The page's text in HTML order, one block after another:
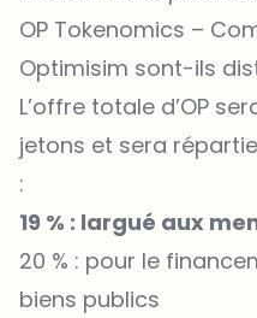
OP Tokenomics –
Optimisim sont-ils
L’offre totale d’OP
jetons et sera
:
19 % : largué aux
20 % : pour le
biens publics